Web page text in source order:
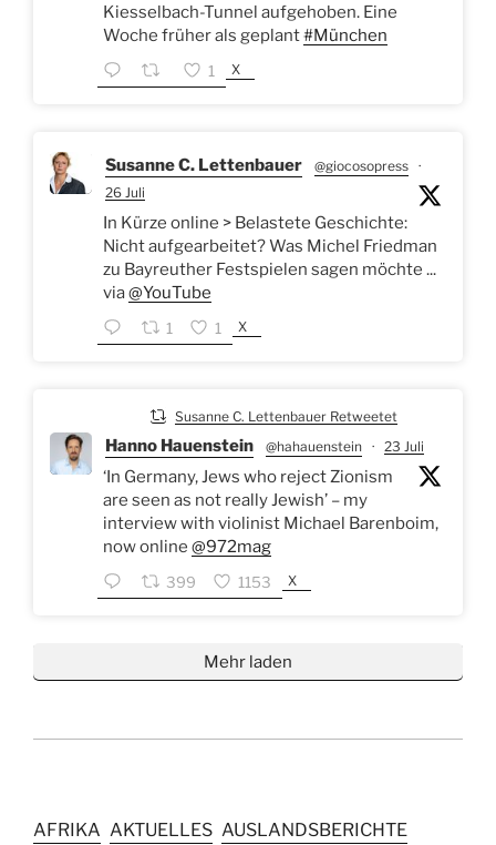
Kiesselbach-Tunnel aufgehoben. Eine
Woche früher als geplant#München
1 X
Susanne C. Lettenbauer @giocosopress ·
26 Juli
In Kürze online > Belastete Geschichte:
Nicht aufgearbeitet? Was Michel Friedman
zu Bayreuther Festspielen sagen möchte ...
via@YouTube
1 1 X
Susanne C. Lettenbauer Retweetet
Hanno Hauenstein @hahauenstein · 23 Juli
‘In Germany, Jews who reject Zionism
are seen as not really Jewish’ – my
interview with violinist Michael Barenboim,
now online @972mag
399 1153 X
Mehr laden
AFRIKA AKTUELLES AUSLANDSBERICHTE